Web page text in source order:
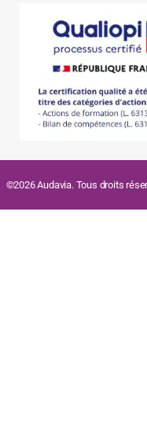
©2026 Audavia. Tous droits